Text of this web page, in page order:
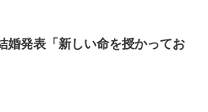
婚発表「新しい命を授かってお